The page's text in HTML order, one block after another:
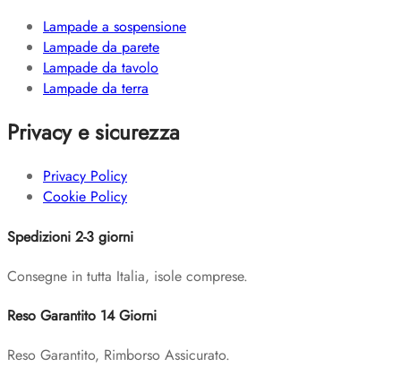
Lampade a sospensione
Lampade da parete
Lampade da tavolo
Lampade da terra
Privacy e sicurezza
Privacy Policy
Cookie Policy
Spedizioni 2-3 giorni
Consegne in tutta Italia, isole comprese.
Reso Garantito 14 Giorni
Reso Garantito, Rimborso Assicurato.